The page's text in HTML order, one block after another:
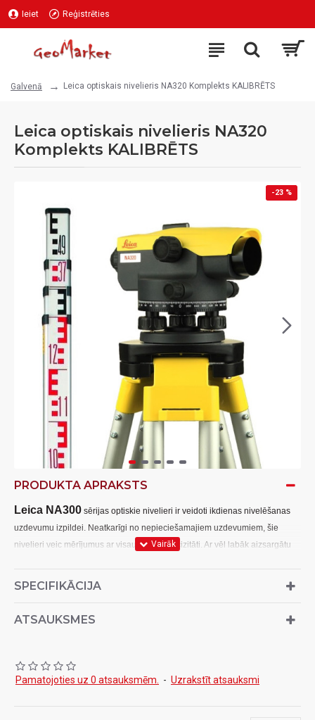
Ieiet Reģistrēties
Galvenā Leica optiskais nivelieris NA320 Komplekts KALIBRĒTS
Leica optiskais nivelieris NA320
Komplekts KALIBRĒTS
-23 %
PRODUKTA APRAKSTS
Leica NA300 sērijas optiskie nivelieri ir veidoti ikdienas nivelēšanas
uzdevumu izpildei. Neatkarīgi no nepieciešamajiem uzdevumiem, šie
nivelieri veic mērījumus ar visaugstāko precizitāti. Ar vēl labāk aizsargātu
rezultātus par labāko cenu.
;
Statīvs;
5m nivelēšanas lata.
SPECIFIKĀCIJA
ATSAUKSMES
Pamatojoties uz 0 atsauksmēm. - Uzrakstīt atsauksmi